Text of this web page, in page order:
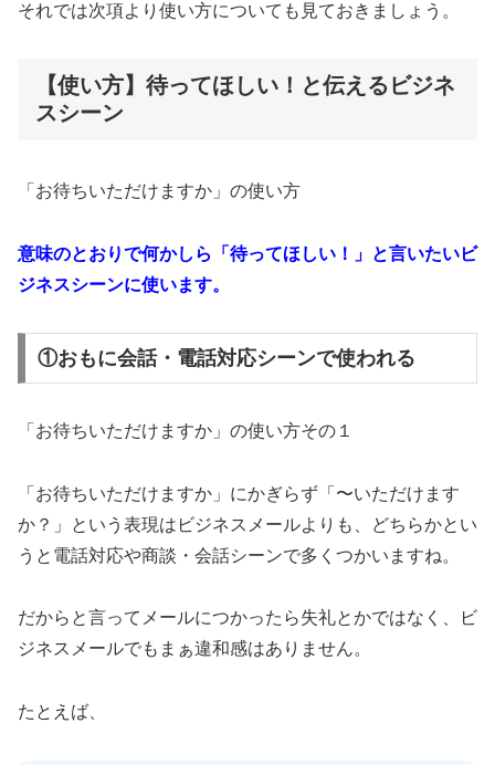
それでは次項より使い方についても見ておきましょう。
【使い方】待ってほしい！と伝えるビジネ
スシーン
「お待ちいただけますか」の使い方
意味のとおりで何かしら「待ってほしい！」と言いたいビ
ジネスシーンに使います。
①おもに会話・電話対応シーンで使われる
「お待ちいただけますか」の使い方その１
「お待ちいただけますか」にかぎらず「〜いただけます
か？」という表現はビジネスメールよりも、どちらかとい
うと電話対応や商談・会話シーンで多くつかいますね。
だからと言ってメールにつかったら失礼とかではなく、ビ
ジネスメールでもまぁ違和感はありません。
たとえば、